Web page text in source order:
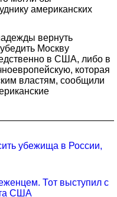
американских
вернуть
Москву
в США, либо в
которая
властям, сообщили
убежища в России,
Тот выступил с
США